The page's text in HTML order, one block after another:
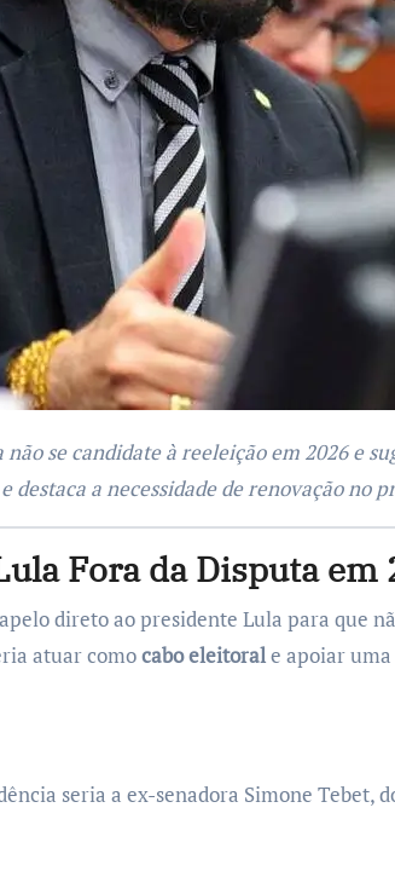
a necessidade de renovação no
Fora da Disputa em
direto ao presidente Lula para que
atuar comocabo eleitorale apoiar
seria a ex-senadora Simone Tebet,